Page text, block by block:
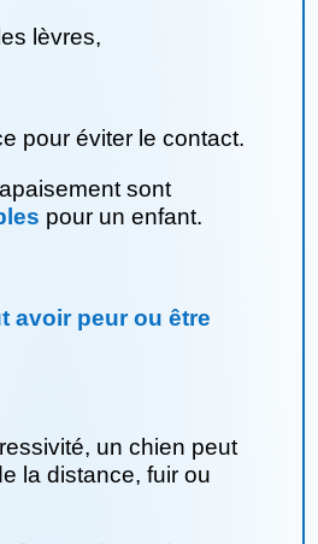
lèvres,
pour éviter le contact.
sont
pour un enfant.
avoir peur ou être
un chien peut
la distance, fuir ou